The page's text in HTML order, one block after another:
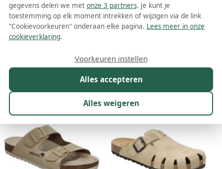
Beige Interbios damesschoenen
Meer lezen
Kleur 1
12 resultaten:
gegevens delen we met onze 3 partners. Je kunt je
toestemming op elk moment intrekken of wijzigen via de link
"Cookievoorkeuren" onderaan elke pagina. Lees meer in onze
cookieverklaring.
Alles accepteren
Alles weigeren
Voorkeuren instellen